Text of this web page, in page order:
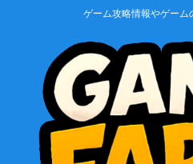
ゲーム攻略情報やゲーム